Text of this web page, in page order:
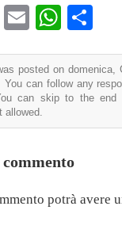
TwitterEmail
posted on
You can follow any
can skip to the end
allowed.
potrà avere